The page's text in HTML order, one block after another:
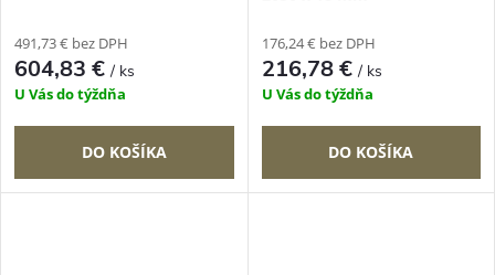
491,73 € bez DPH
604,83 €/ ks
U Vás do týždňa
DO KOŠÍKA
176,24 € bez DPH
216,78 €/ ks
U Vás do týždňa
DO KOŠÍKA